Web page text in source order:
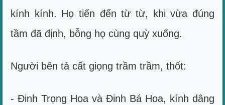
kính kính. Họ tiến đến từ từ, khi vừa đúng
tầm đã định, bỗng họ cùng quỳ xuống.
Người bên tả cất giọng trầm trầm, thốt:
- Đinh Trọng Hoa và Đinh Bá Hoa, kính dâng